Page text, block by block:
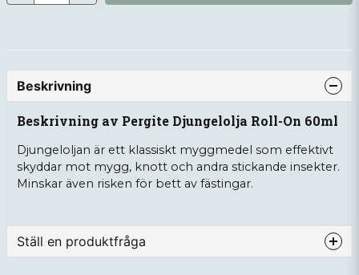
Beskrivning
Beskrivning av Pergite Djungelolja Roll-On 60ml
Djungeloljan är ett klassiskt myggmedel som effektivt
skyddar mot mygg, knott och andra stickande insekter.
Minskar även risken för bett av fästingar.
Ställ en produktfråga